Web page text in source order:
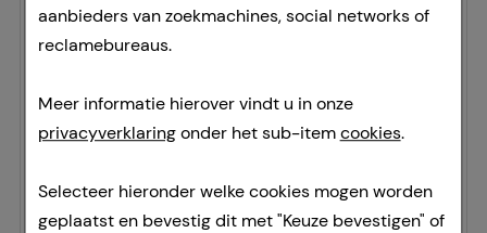
aanbieders van zoekmachines, social networks of
reclamebureaus.
Meer informatie hierover vindt u in onze
privacyverklaringonder het sub-itemcookies.
Selecteer hieronder welke cookies mogen worden
geplaatst en bevestig dit met "Keuze bevestigen" of
120g
Doorgaans gereed voor verzending binnen 24-36 uur.
12,95 €¹
Prijslijst: 19,49 €²